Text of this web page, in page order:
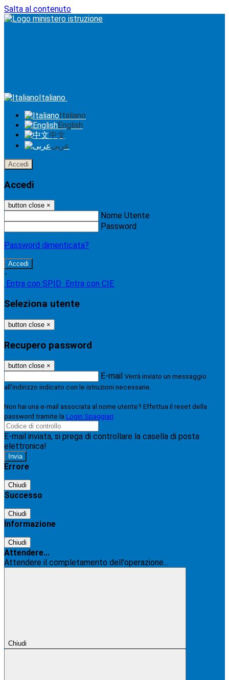
Salta al contenuto
Italiano
Italiano
English
中文
عربى
Accedi
Accedi
button close ×
Nome Utente
Password
Password dimenticata?
-
Entra con SPID
Entra con CIE
Seleziona utente
button close ×
Recupero password
button close ×
E-mail Verrà inviato un messaggio
all'indirizzo indicato con le istruzioni necessarie.
Non hai una e-mail associata al nome utente? Effettua il reset della
password tramite la Login Spaggiari
E-mail inviata, si prega di controllare la casella di posta
elettronica!
Errore
Chiudi
Successo
Chiudi
Informazione
Chiudi
Attendere...
Attendere il completamento dell'operazione...
Chiudi